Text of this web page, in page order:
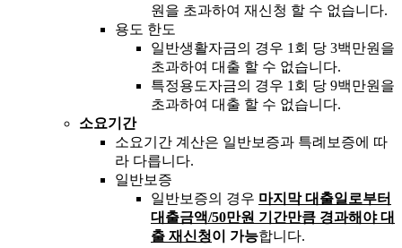
원을 초과하여 재신청 할 수 없습니다.
용도 한도
일반생활자금의 경우 1회 당 3백만원을
초과하여 대출 할 수 없습니다.
특정용도자금의 경우 1회 당 9백만원을
초과하여 대출 할 수 없습니다.
소요기간
소요기간 계산은 일반보증과 특례보증에 따
라 다릅니다.
일반보증
일반보증의 경우 마지막 대출일로부터
대출금액/50만원 기간만큼 경과해야 대
출 재신청이 가능합니다.